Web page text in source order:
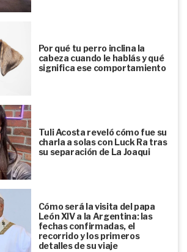
Por qué tu perro inclina la
cabeza cuando le hablás y qué
significa ese comportamiento
Tuli Acosta reveló cómo fue su
charla a solas con Luck Ra tras
su separación de La Joaqui
Cómo será la visita del papa
León XIV a la Argentina: las
fechas confirmadas, el
recorrido y los primeros
detalles de su viaje